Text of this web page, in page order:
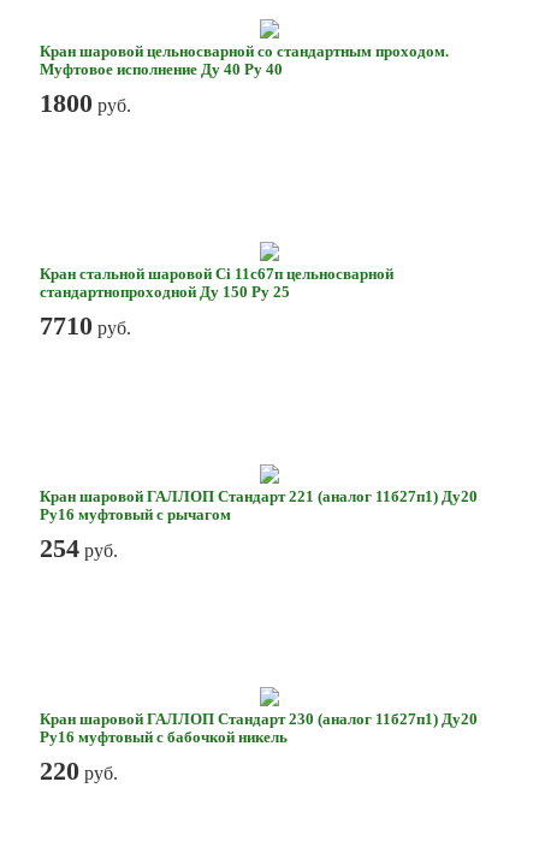
Кран шаровой цельносварной со стандартным проходом.
Муфтовое исполнение Ду 40 Ру 40
1800 руб.
Кран стальной шаровой Ci 11с67п цельносварной
стандартнопроходной Ду 150 Ру 25
7710 руб.
Кран шаровой ГАЛЛОП Стандарт 221 (аналог 11б27п1) Ду20
Ру16 муфтовый с рычагом
254 руб.
Кран шаровой ГАЛЛОП Стандарт 230 (аналог 11б27п1) Ду20
Ру16 муфтовый с бабочкой никель
220 руб.